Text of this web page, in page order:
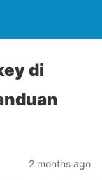
di
2 months ago